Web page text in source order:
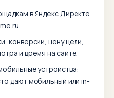
в Яндекс Директе
.
конверсии, цену цели,
и время на сайте.
устройства:
дают мобильный или in-